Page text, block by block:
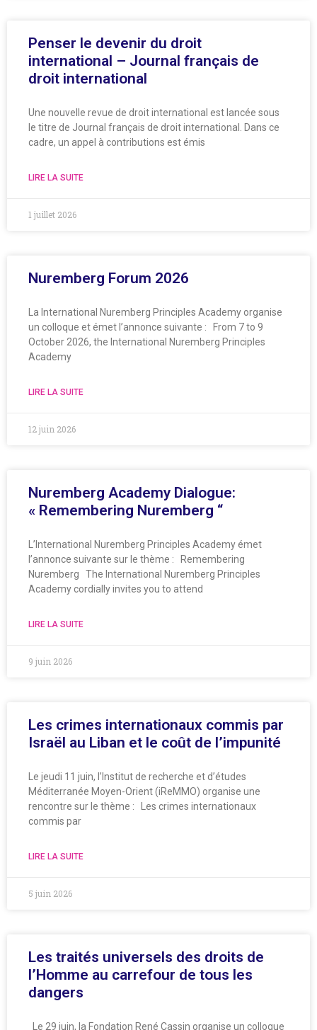
Penser le devenir du droit
international – Journal français de
droit international
Une nouvelle revue de droit international est lancée sous
le titre de Journal français de droit international. Dans ce
cadre, un appel à contributions est émis
LIRE LA SUITE
1 juillet 2026
Nuremberg Forum 2026
La International Nuremberg Principles Academy organise
un colloque et émet l’annonce suivante : From 7 to 9
October 2026, the International Nuremberg Principles
Academy
LIRE LA SUITE
12 juin 2026
Nuremberg Academy Dialogue:
« Remembering Nuremberg “
L’International Nuremberg Principles Academy émet
l’annonce suivante sur le thème : Remembering
Nuremberg The International Nuremberg Principles
Academy cordially invites you to attend
LIRE LA SUITE
9 juin 2026
Les crimes internationaux commis par
Israël au Liban et le coût de l’impunité
Le jeudi 11 juin, l’Institut de recherche et d’études
Méditerranée Moyen-Orient (iReMMO) organise une
rencontre sur le thème : Les crimes internationaux
commis par
LIRE LA SUITE
5 juin 2026
Les traités universels des droits de
l’Homme au carrefour de tous les
dangers
Le 29 juin, la Fondation René Cassin organise un colloque